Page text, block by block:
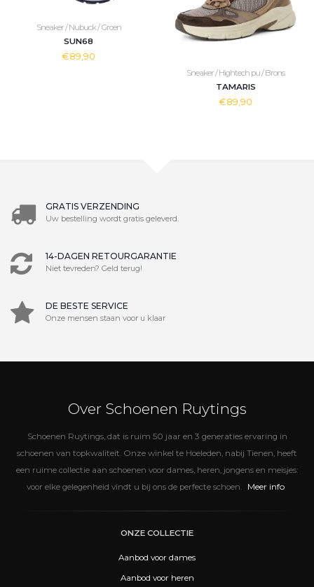
Sneaker / Nubuck / Groen
SUN68
€89,90
Sneaker / Hightech pu / Brons
TAMARIS
€89,90
GRATIS VERZENDING
Uw bestelling wordt gratis geleverd.
14-DAGEN RETOURGARANTIE
Niet tevreden? Geld terug!
DE BESTE SERVICE
Onze mensen staan voor u klaar
Over Schoenen Ruytings
Schoenen Ruytings, dat is ruim 50 jaar en 3 generaties ervaring in
schoenen van topkwaliteit. Onze winkel te Hoeleden, nabij Tienen, heeft
een ruime collectie aan schoenen voor dames, heren, jongens en meisjes:
voor elke gelegenheid vindt u bij ons de perfecte schoen.
Meer info
ONZE COLLECTIE
Aanbod voor dames
Aanbod voor heren